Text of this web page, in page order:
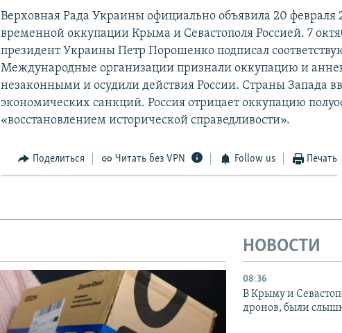
Верховная Рада Украины официально объявила 20 февраля
временной оккупации Крыма и Севастополя Россией. 7
президент Украины Петр Порошенко подписал
Международные организации признали оккупацию и
незаконными и осудили действия России. Страны Запада
экономических санкций. Россия отрицает оккупацию
«восстановлением исторической справедливости».
Поделиться Читать без VPN Follow us Печать
НОВОСТИ
08:36
В Крыму и
дронов, были